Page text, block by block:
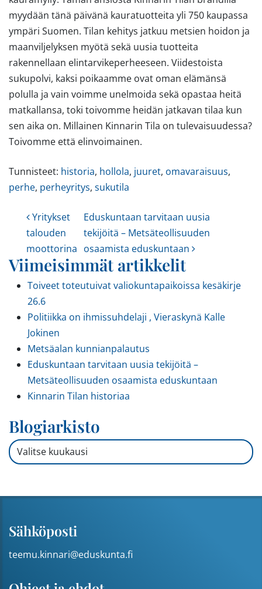
myydään tänä päivänä kauratuotteita yli 750 kaupassa
ympäri Suomen. Tilan kehitys jatkuu metsien hoidon ja
maanviljelyksen myötä sekä uusia tuotteita
rakennellaan elintarvikeperheeseen. Viidestoista
sukupolvi, kaksi poikaamme ovat oman elämänsä
polulla ja vain voimme unelmoida sekä opastaa heitä
matkallansa, toki toivomme heidän jatkavan tilaa kun
sen aika on. Millainen Kinnarin Tila on tulevaisuudessa?
Toivomme että elinvoimainen.
Tunnisteet: historia, hollola, juuret, omavaraisuus,
perhe, perheyritys, sukutila
Artikkelien navigointi
Yritykset
talouden
moottorina
Eduskuntaan tarvitaan uusia
tekijöitä – Metsäteollisuuden
osaamista eduskuntaan
Viimeisimmät artikkelit
Toiveet toteutuivat valiokuntapaikoissa kesäkirje
26.6
Politiikka on ihmissuhdelaji , Vieraskynä Kalle
Jokinen
Metsäalan kunnianpalautus
Eduskuntaan tarvitaan uusia tekijöitä –
Metsäteollisuuden osaamista eduskuntaan
Kinnarin Tilan historiaa
Blogiarkisto
Blogiarkisto
Sähköposti
teemu.kinnari@eduskunta.fi